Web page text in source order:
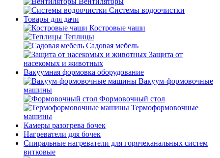
Системы водоочистки
Товары для дачи
Костровые чаши
Теплицы
Садовая мебель
Защита от
насекомых и животных
Вакуумная формовка оборудование
Вакуум-формовочные
машины
Формовочный стол
Термоформовочные
машины
Камеры разогрева бочек
Нагреватели для бочек
Спиральные нагреватели для горячеканальных систем
витковые